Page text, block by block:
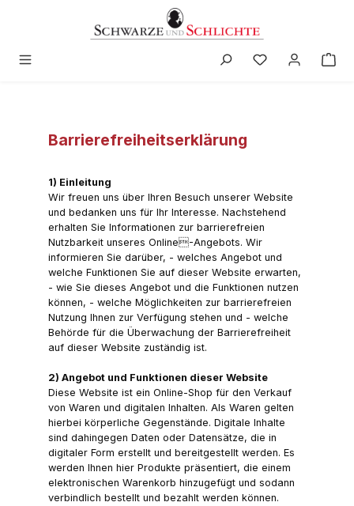
Barrierefreiheitserklärung
1) Einleitung
Wir freuen uns über Ihren Besuch unserer Website
und bedanken uns für Ihr Interesse. Nachstehend
erhalten Sie Informationen zur barrierefreien
Nutzbarkeit unseres Online-Angebots. Wir
informieren Sie darüber, - welches Angebot und
welche Funktionen Sie auf dieser Website erwarten,
- wie Sie dieses Angebot und die Funktionen nutzen
können, - welche Möglichkeiten zur barrierefreien
Nutzung Ihnen zur Verfügung stehen und - welche
Behörde für die Überwachung der Barrierefreiheit
auf dieser Website zuständig ist.
2) Angebot und Funktionen dieser Website
Diese Website ist ein Online-Shop für den Verkauf
von Waren und digitalen Inhalten. Als Waren gelten
hierbei körperliche Gegenstände. Digitale Inhalte
sind dahingegen Daten oder Datensätze, die in
digitaler Form erstellt und bereitgestellt werden. Es
werden Ihnen hier Produkte präsentiert, die einem
elektronischen Warenkorb hinzugefügt und sodann
verbindlich bestellt und bezahlt werden können.